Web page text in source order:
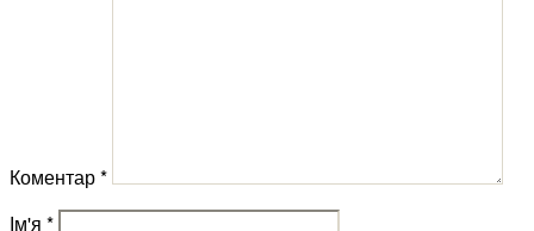
Коментар*
Ім'я *